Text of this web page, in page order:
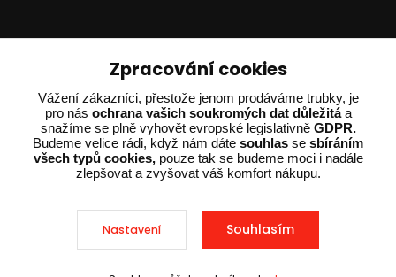
Ing. Adam Dvořák
+420 602 234 254
(Po-Pá 8:00 - 15:00)
potrebujiporadit@dvorak-karlik.cz
2025 © Dvorak-Karlik.cz – Všechna práva vyhrazena. Design od
Zpracování cookies
Vážení zákazníci, přestože jenom prodáváme trubky, je
pro nás ochrana vašich soukromých dat důležitáa
snažíme se plně vyhovět evropské legislativně GDPR.
Budeme velice rádi, když nám dáte souhlas se sbíráním
všech typů cookies,pouze tak se budeme moci i nadále
zlepšovat a zvyšovat váš komfort nákupu.
Nastavení Souhlasím